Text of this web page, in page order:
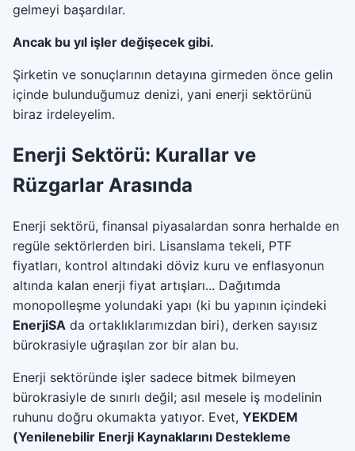
gelmeyi başardılar.
Ancak bu yıl işler değişecek gibi.
Şirketin ve sonuçlarının detayına girmeden önce gelin
içinde bulunduğumuz denizi, yani enerji sektörünü
biraz irdeleyelim.
Enerji Sektörü: Kurallar ve
Rüzgarlar Arasında
Enerji sektörü, finansal piyasalardan sonra herhalde en
regüle sektörlerden biri. Lisanslama tekeli, PTF
fiyatları, kontrol altındaki döviz kuru ve enflasyonun
altında kalan enerji fiyat artışları... Dağıtımda
monopolleşme yolundaki yapı (ki bu yapının içindeki
EnerjiSA da ortaklıklarımızdan biri), derken sayısız
bürokrasiyle uğraşılan zor bir alan bu.
Enerji sektöründe işler sadece bitmek bilmeyen
bürokrasiyle de sınırlı değil; asıl mesele iş modelinin
ruhunu doğru okumakta yatıyor. Evet, YEKDEM
(Yenilenebilir Enerji Kaynaklarını Destekleme